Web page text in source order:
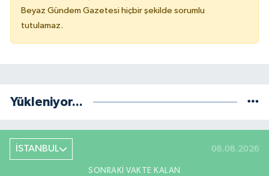
Beyaz Gündem Gazetesi hiçbir şekilde sorumlu
tutulamaz.
Yükleniyor...
İSTANBUL 08.08.2026
SONRAKI VAKTE KALAN